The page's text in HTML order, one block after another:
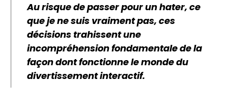
Au risque de passer pour un hater, ce
que je ne suis vraiment pas, ces
décisions trahissent une
incompréhension fondamentale de la
façon dont fonctionne le monde du
divertissement interactif.